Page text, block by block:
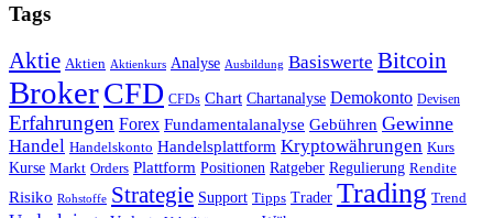
Tags
Aktie Aktien Aktienkurs Analyse Ausbildung Basiswerte Bitcoin
BrokerCFD CFDs Chart Chartanalyse Demokonto Devisen
Erfahrungen Forex Fundamentalanalyse Gebühren Gewinne
Handel Handelskonto Handelsplattform Kryptowährungen Kurs
Kurse Markt Orders Plattform Positionen Ratgeber Regulierung Rendite
Risiko Rohstoffe Strategie Support Tipps Trader Trading Trend